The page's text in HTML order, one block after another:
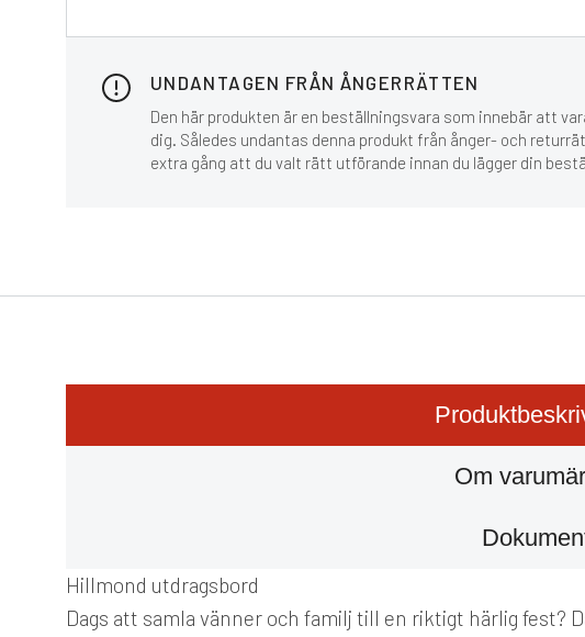
UNDANTAGEN FRÅN ÅNGERRÄTTEN
Den här produkten är en beställningsvara som innebär att
dig. Således undantas denna produkt från ånger- och
extra gång att du valt rätt utförande innan du lägger din
Om
Hillmond utdragsbord
Dags att samla vänner och familj till en riktigt härlig fest?